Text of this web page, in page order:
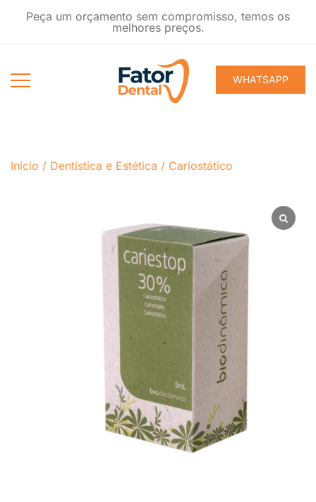
Peça um orçamento sem compromisso, temos os
melhores preços.
WHATSAPP
Início / Dentística e Estética / Cariostático